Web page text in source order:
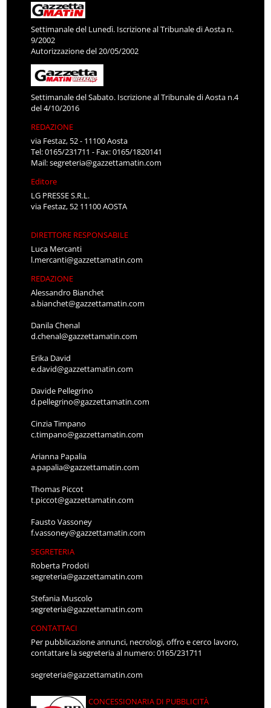
Settimanale del Lunedì. Iscrizione al Tribunale di Aosta n.
9/2002
Autorizzazione del 20/05/2002
Settimanale del Sabato. Iscrizione al Tribunale di Aosta n.4
del 4/10/2016
REDAZIONE
via Festaz, 52 - 11100 Aosta
Tel: 0165/231711 - Fax: 0165/1820141
Mail:segreteria@gazzettamatin.com
Editore
LG PRESSE S.R.L.
via Festaz, 52 11100 AOSTA
DIRETTORE RESPONSABILE
Luca Mercanti
l.mercanti@gazzettamatin.com
REDAZIONE
Alessandro Bianchet
a.bianchet@gazzettamatin.com
Danila Chenal
d.chenal@gazzettamatin.com
Erika David
e.david@gazzettamatin.com
Davide Pellegrino
d.pellegrino@gazzettamatin.com
Cinzia Timpano
c.timpano@gazzettamatin.com
Arianna Papalia
a.papalia@gazzettamatin.com
Thomas Piccot
t.piccot@gazzettamatin.com
Fausto Vassoney
f.vassoney@gazzettamatin.com
SEGRETERIA
Roberta Prodoti
segreteria@gazzettamatin.com
Stefania Muscolo
segreteria@gazzettamatin.com
CONTATTACI
Per pubblicazione annunci, necrologi, offro e cerco lavoro,
contattare la segreteria al numero: 0165/231711
segreteria@gazzettamatin.com
CONCESSIONARIA DI PUBBLICITÀ